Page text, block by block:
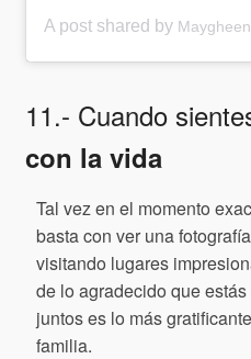
A post shared by Maygheen
11.- Cuando
con la vida
Tal vez en el momento
basta con ver una
visitando lugares
de lo agradecido que
juntos es lo más
familia.